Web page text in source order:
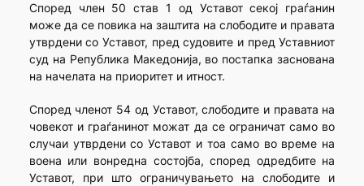
Според член 50 став 1 од Уставот секој граѓанин
може да се повика на заштита на слободите и правата
утврдени со Уставот, пред судовите и пред Уставниот
суд на Република Македонија, во постапка заснована
на начелата на приоритет и итност.
Според членот 54 од Уставот, слободите и правата на
човекот и граѓанинот можат да се ограничат само во
случаи утврдени со Уставот и тоа само во време на
воена или вонредна состојба, според одредбите на
Уставот, при што ограничувањето на слободите и